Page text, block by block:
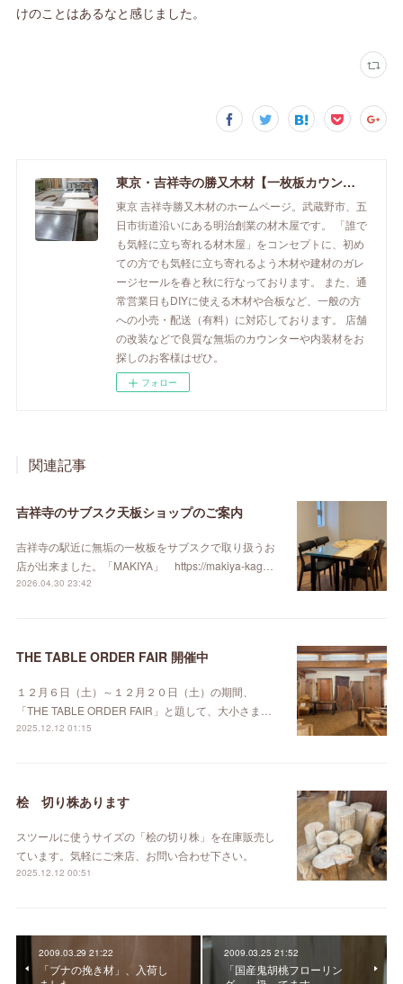
けのことはあるなと感じました。
東京・吉祥寺の勝又木材【一枚板カウンター】
東京 吉祥寺勝又木材のホームページ。武蔵野市、五
日市街道沿いにある明治創業の材木屋です。 「誰で
も気軽に立ち寄れる材木屋」をコンセプトに、初め
ての方でも気軽に立ち寄れるよう木材や建材のガレ
ージセールを春と秋に行なっております。 また、通
常営業日もDIYに使える木材や合板など、一般の方
への小売・配送（有料）に対応しております。 店舗
の改装などで良質な無垢のカウンターや内装材をお
探しのお客様はぜひ。
フォロー
関連記事
吉祥寺のサブスク天板ショップのご案内
吉祥寺の駅近に無垢の一枚板をサブスクで取り扱うお
店が出来ました。「MAKIYA」 https://makiya-kag…
2026.04.30 23:42
THE TABLE ORDER FAIR 開催中
１２月６日（土）～１２月２０日（土）の期間、
「THE TABLE ORDER FAIR」と題して、大小さま…
2025.12.12 01:15
桧 切り株あります
スツールに使うサイズの「桧の切り株」を在庫販売し
ています。気軽にご来店、お問い合わせ下さい。
2025.12.12 00:51
2009.03.29 21:22
「ブナの挽き材」、入荷し
2009.03.25 21:52
「国産鬼胡桃フローリン